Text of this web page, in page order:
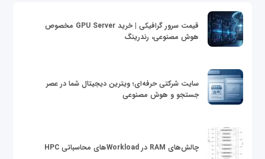
قیمت سرور گرافیکی | خرید GPU Server مخصوص
هوش مصنوعی، رندرینگ
سایت شرکتی حرفه‌ای؛ ویترین دیجیتال شما در عصر
جستجو و هوش مصنوعی
چالش‌های RAM در Workloadهای محاسباتی HPC